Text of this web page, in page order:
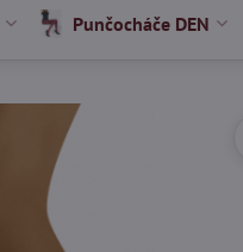
Punčocháče DEN